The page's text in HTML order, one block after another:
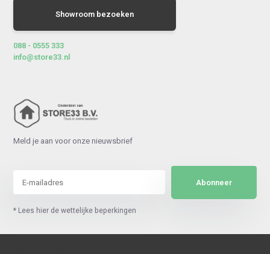
Showroom bezoeken
088 - 0555 333
info@store33.nl
Meld je aan voor onze nieuwsbrief
Abonneer
* Lees hier de wettelijke beperkingen